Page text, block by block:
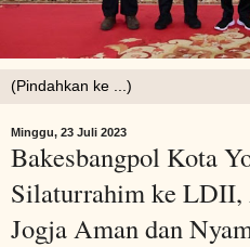
Minggu, 23 Juli 2023
Bakesbangpol Kota
Silaturrahim ke
Jogja Aman dan